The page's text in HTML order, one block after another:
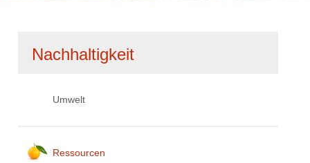
Navigation
Nachhaltigkeit
Umwelt
Ressourcen